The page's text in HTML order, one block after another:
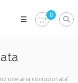
0
aria condizionata”